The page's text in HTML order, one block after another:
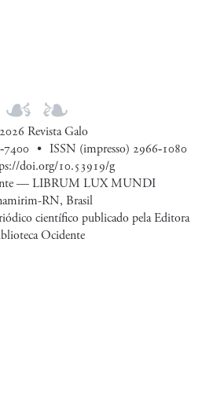
Revista Galo
ISSN (impresso) 2966‑1080
doi.org/10.53919/g
— LIBRUM LUX MUNDI
RN, Brasil
científico publicado pela Editora
Ocidente